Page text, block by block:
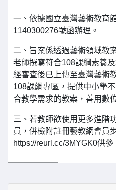
一、依據國立臺灣藝術教育
1140300276號函辦理。
二、旨案係透過藝術領域教
老師撰寫符合108課綱素養
經審查後已上傳至臺灣藝術
108課綱專區，提供中小學
合教學需求的教案，善用數
三、若教師欲使用更多進階
員，併檢附註冊藝教網會員
https://reurl.cc/3MYGK0供參